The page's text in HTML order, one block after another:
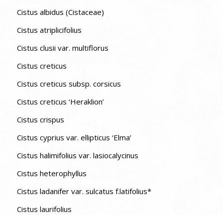
Cistus albidus (Cistaceae)
Cistus atriplicifolius
Cistus clusii var. multiflorus
Cistus creticus
Cistus creticus subsp. corsicus
Cistus creticus ‘Heraklion’
Cistus crispus
Cistus cyprius var. ellipticus ‘Elma’
Cistus halimifolius var. lasiocalycinus
Cistus heterophyllus
Cistus ladanifer var. sulcatus f.latifolius*
Cistus laurifolius